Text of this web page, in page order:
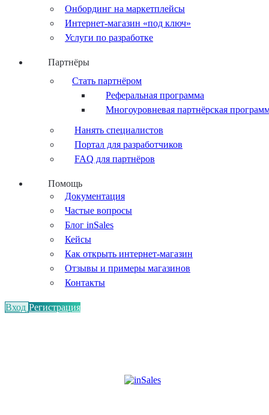
Онбординг на маркетплейсы
Интернет-магазин «под ключ»
Услуги по разработке
Партнёры
Стать партнёром
Реферальная программа
Многоуровневая партнёрская
Нанять специалистов
Портал для разработчиков
FAQ для партнёров
Помощь
Документация
Частые вопросы
Блог inSales
Кейсы
Как открыть интернет-магазин
Отзывы и примеры магазинов
Контакты
Вход Регистрация